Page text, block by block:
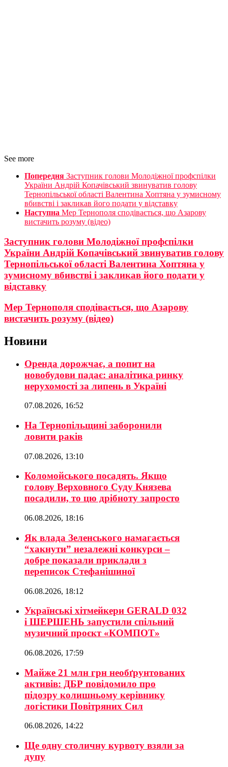
See more
Попередня Заступник голови Молодіжної профспілки
України Андрій Копачівський звинуватив голову
Тернопільської області Валентина Хоптяна у зумисному
вбивстві і закликав його подати у відставку
Наступна Мер Тернополя сподівається, що Азарову
вистачить розуму (відео)
Заступник голови Молодіжної профспілки
України Андрій Копачівський звинуватив голову
Тернопільської області Валентина Хоптяна у
зумисному вбивстві і закликав його подати у
відставку
Мер Тернополя сподівається, що Азарову
вистачить розуму (відео)
Новини
Оренда дорожчає, а попит на
новобудови падає: аналітика ринку
нерухомості за липень в Україні
07.08.2026, 16:52
На Тернопільщині заборонили
ловити раків
07.08.2026, 13:10
Коломойського посадять. Якщо
голову Верховного Суду Князева
посадили, то цю дрібноту запросто
06.08.2026, 18:16
Як влада Зеленського намагається
“хакнути” незалежні конкурси –
добре показали приклади з
переписок Стефанішиної
06.08.2026, 18:12
Українські хітмейкери GERALD 032
і ШЕРШЕНЬ запустили спільний
музичний проєкт «КОМПОТ»
06.08.2026, 17:59
Майже 21 млн грн необґрунтованих
активів: ДБР повідомило про
підозру колишньому керівнику
логістики Повітряних Сил
06.08.2026, 14:22
Ще одну столичну курвоту взяли за
дупу